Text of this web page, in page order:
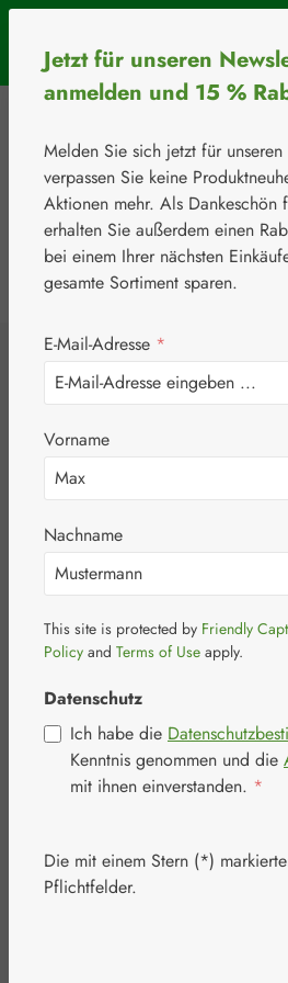
RabattcodeBIOS55 € Rabatt ab
⚘ Handelsware
Junek Europ-
Magen
Junek
Bildergalerie überspringen
Jetzt für unseren
anmelden und 15 %
Melden Sie sich jetzt für
verpassen Sie keine
Aktionen mehr. Als Dankeschön
erhalten Sie außerdem einen
bei einem Ihrer nächsten
gesamte Sortiment sparen.
E-Mail-Adresse *
Vorname
Nachname
This site is protected by Friendly
Policy and Terms of Use apply.
Datenschutz
Ich habe die
Kenntnis genommen und die
mit ihnen einverstanden. *
Die mit einem Stern (*)
Pflichtfelder.